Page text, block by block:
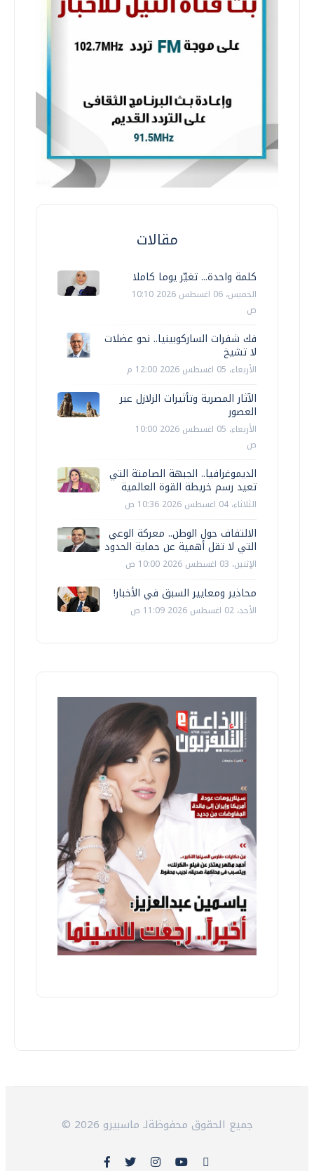
مقالات
كلمة واحدة... تغيّر يوما كاملا
الخميس، 06 اغسطس 2026 10:10
ص
فك شفرات الساركوبينيا.. نحو عضلات
لا تشيخ
الأربعاء، 05 اغسطس 2026 12:00 م
الآثار المصرية وتأثيرات الزلازل عبر
العصور
الأربعاء، 05 اغسطس 2026 10:00
ص
الديموغرافيا.. الجبهة الصامتة التي
تعيد رسم خريطة القوة العالمية
الثلاثاء، 04 اغسطس 2026 10:36 ص
الالتفاف حول الوطن.. معركة الوعي
التي لا تقل أهمية عن حماية الحدود
الإثنين، 03 اغسطس 2026 10:00 ص
محاذير ومعايير السبق في الأخبار!
الأحد، 02 اغسطس 2026 11:09 ص
© 2026 جميع الحقوق محفوظةلـ ماسبيرو